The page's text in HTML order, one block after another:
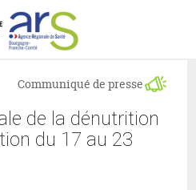
de la dénutrition
du 17 au 23
Communiqué de presse